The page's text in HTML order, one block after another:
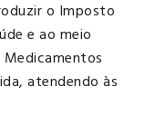
o Imposto
e ao meio
atendendo às